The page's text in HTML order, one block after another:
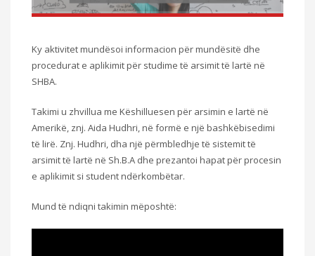
Ky aktivitet mundësoi informacion për mundësitë dhe
procedurat e aplikimit për studime të arsimit të lartë në
SHBA.
Takimi u zhvillua me Këshilluesen për arsimin e lartë në
Amerikë, znj. Aida Hudhri, në formë e një bashkëbisedimi
të lirë. Znj. Hudhri, dha një përmbledhje të sistemit të
arsimit të lartë në Sh.B.A dhe prezantoi hapat për procesin
e aplikimit si student ndërkombëtar.
Mund të ndiqni takimin mëposhtë: